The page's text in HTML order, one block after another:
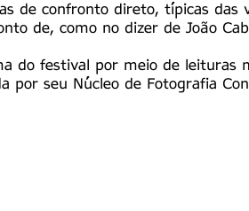
de confronto direto, típicas das
de, como no dizer de João
do festival por meio de leituras
por seu Núcleo de Fotografia